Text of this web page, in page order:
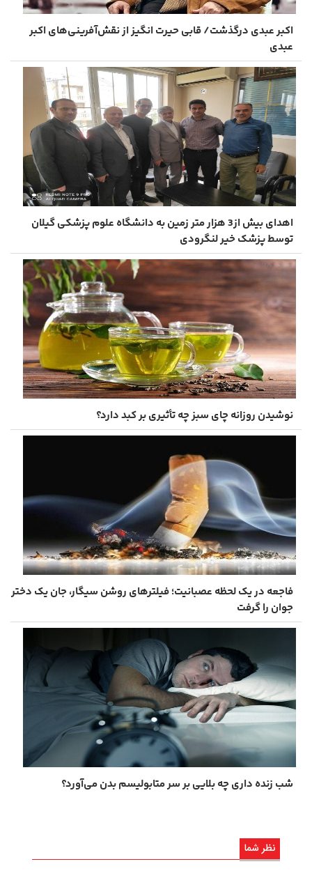
اکبر عبدی درگذشت/ قابی حیرت‌ انگیز از نقش‌آفرینی‌های اکبر
عبدی
اهدای بیش از3 هزار متر زمین به دانشگاه علوم پزشکی گیلان
توسط پزشک خیر لنگرودی
نوشیدن روزانه چای سبز چه تأثیری بر کبد دارد؟
فاجعه در یک لحظه عصبانیت؛ فیلترهای روشن سیگار، جان یک دختر
جوان را گرفت
شب ‌زنده‌ داری چه بلایی بر سر متابولیسم بدن می‌آورد؟
نظر شما